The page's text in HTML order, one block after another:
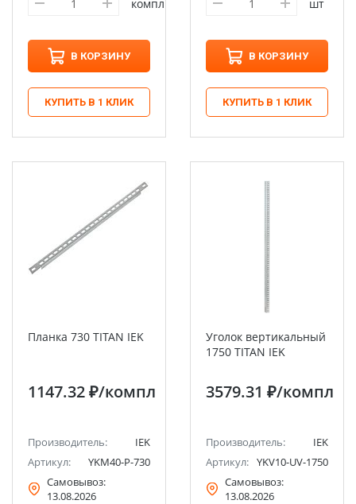
компл
В КОРЗИНУ
КУПИТЬ В 1 КЛИК
шт
В КОРЗИНУ
КУПИТЬ В 1 КЛИК
Планка 730 TITAN IEK
1147.32 ₽/компл
Производитель:
IEK
Артикул:
YKM40-P-730
Самовывоз:
13.08.2026
Уголок вертикальный
1750 TITAN IEK
3579.31 ₽/компл
Производитель:
IEK
Артикул: YKV10-UV-1750
Самовывоз:
13.08.2026